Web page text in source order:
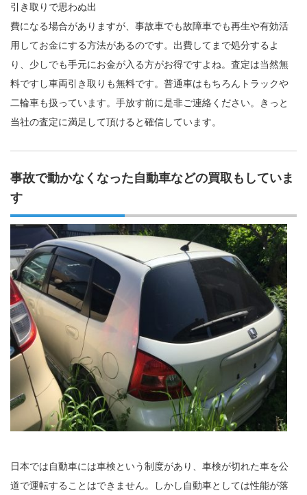
引き取りで思わぬ出
費になる場合がありますが、事故車でも故障車でも再生や有効活
用してお金にする方法があるのです。出費してまで処分するよ
り、少しでも手元にお金が入る方がお得ですよね。査定は当然無
料ですし車両引き取りも無料です。普通車はもちろんトラックや
二輪車も扱っています。手放す前に是非ご連絡ください。きっと
当社の査定に満足して頂けると確信しています。
事故で動かなくなった自動車などの買取もしていま
す
日本では自動車には車検という制度があり、車検が切れた車を公
道で運転することはできません。しかし自動車としては性能が落